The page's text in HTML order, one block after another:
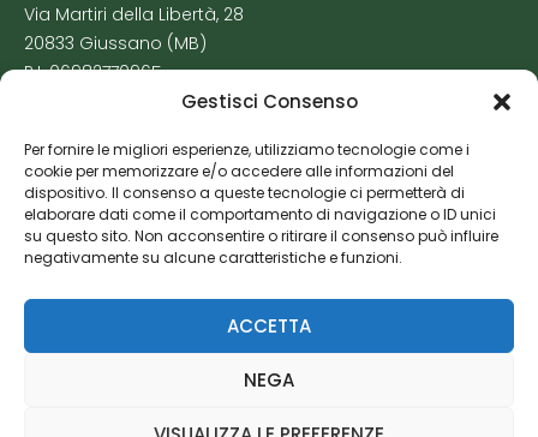
Gestisci Consenso
Per fornire le migliori esperienze, utilizziamo tecnologie come i
cookie per memorizzare e/o accedere alle informazioni del
dispositivo. Il consenso a queste tecnologie ci permetterà di
elaborare dati come il comportamento di navigazione o ID unici
su questo sito. Non acconsentire o ritirare il consenso può influire
negativamente su alcune caratteristiche e funzioni.
ACCETTA
NEGA
Via Martiri della Libertà, 28
20833 Giussano (MB)
P.I. 06982770965
Cookie Policy
Risorse Aggiuntive